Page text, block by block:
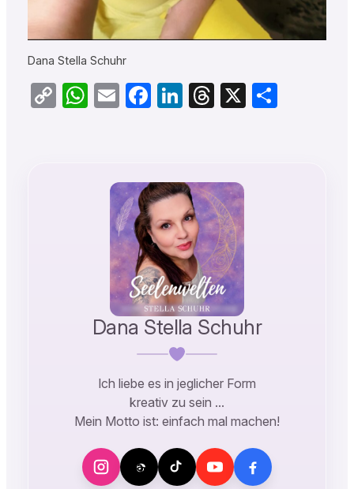
Dana Stella Schuhr
CopyWhatsApp
EmailFacebook
LinkedIn
Threads
X Teilen
Dana Stella Schuhr
Ich liebe es in jeglicher Form
kreativ zu sein …
Mein Motto ist: einfach mal machen!